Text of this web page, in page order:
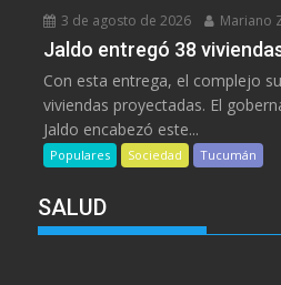
3 de agosto de 2026 Mariano
Jaldo entregó 38
Con esta entrega, el complejo
viviendas proyectadas. El
Jaldo encabezó este...
Populares Sociedad Tucumán
SALUD